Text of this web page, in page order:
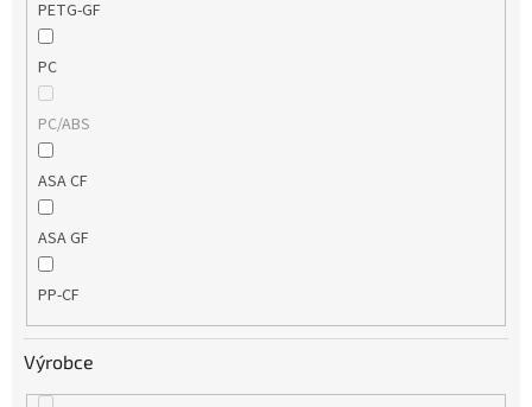
PETG-GF
PC
PC/ABS
ASA CF
ASA GF
PP-CF
Výrobce